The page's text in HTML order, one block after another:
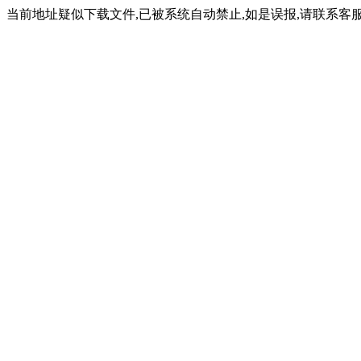
当前地址疑似下载文件,已被系统自动禁止,如是误报,请联系客